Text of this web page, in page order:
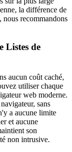
la différence de
nous recommandons
Listes de
aucun coût caché,
utiliser chaque
web moderne.
sans
a aucune limite
et aucune
son
non intrusive.